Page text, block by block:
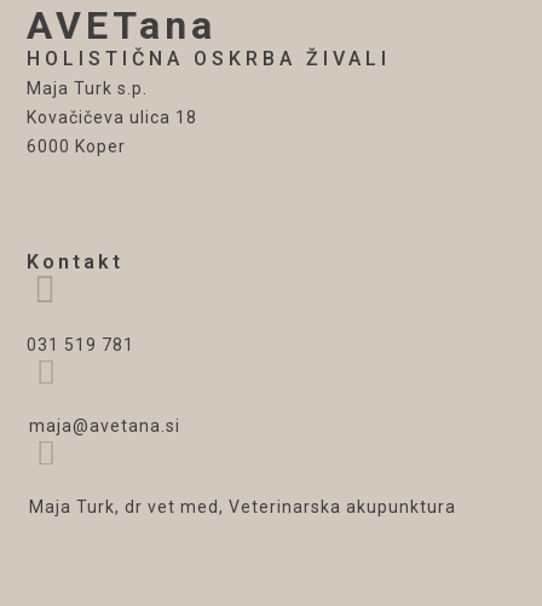
AVETana
HOLISTIČNA OSKRBA ŽIVALI
Maja Turk s.p.
Kovačičeva ulica 18
6000 Koper
Kontakt
031 519 781
maja@avetana.si
Maja Turk, dr vet med, Veterinarska akupunktura